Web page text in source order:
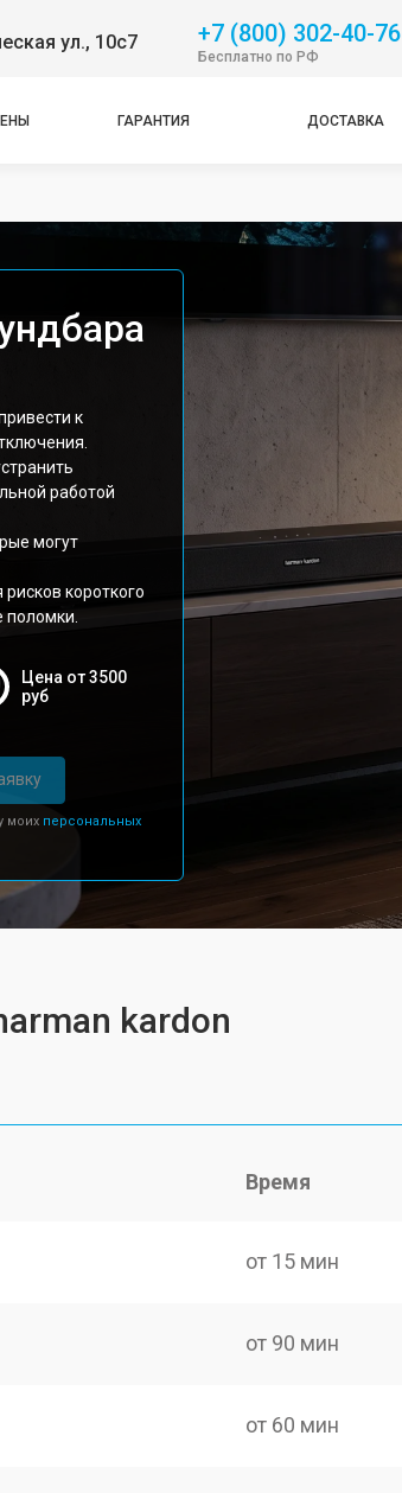
ул., 10с7 +7 (800) 302-40-76
Бесплатно по РФ
ГАРАНТИЯ ДОСТАВКА
к
работой
могут
короткого
Цена от 3500
руб
моих персональных
kardon
Время
от 15 мин
от 90 мин
от 60 мин